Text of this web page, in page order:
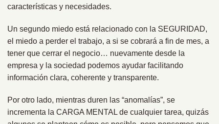
características y necesidades.
Un segundo miedo está relacionado con la SEGURIDAD,
el miedo a perder el trabajo, a si se cobrará a fin de mes, a
tener que cerrar el negocio… nuevamente desde la
empresa y la sociedad podemos ayudar facilitando
información clara, coherente y transparente.
Por otro lado, mientras duren las “anomalías”, se
incrementa la CARGA MENTAL de cualquier tarea, quizás